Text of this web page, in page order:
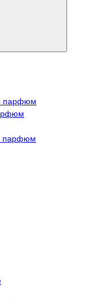
парфюм
парфюм